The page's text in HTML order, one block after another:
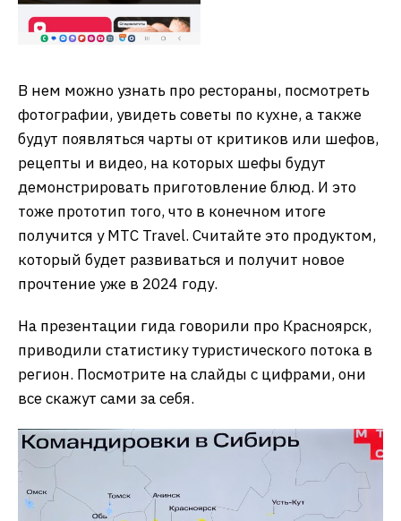
В нем можно узнать про рестораны, посмотреть
фотографии, увидеть советы по кухне, а также
будут появляться чарты от критиков или шефов,
рецепты и видео, на которых шефы будут
демонстрировать приготовление блюд. И это
тоже прототип того, что в конечном итоге
получится у МТС Travel. Считайте это продуктом,
который будет развиваться и получит новое
прочтение уже в 2024 году.
На презентации гида говорили про Красноярск,
приводили статистику туристического потока в
регион. Посмотрите на слайды с цифрами, они
все скажут сами за себя.